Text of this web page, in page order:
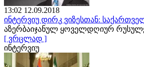
13:02 12.09.2018
ინტერვიუ დირკ ვიზესთან:
აზერბაიჯანულ ყოველდღიურ
[ ვრცლად ]
ინტერვიუ